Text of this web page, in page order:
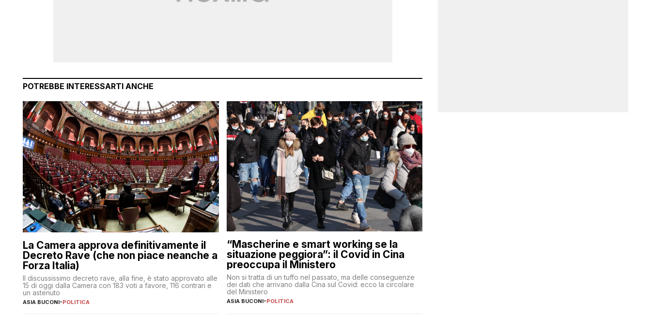
POTREBBE INTERESSARTI ANCHE
La Camera approva definitivamente il
Decreto Rave (che non piace neanche a
Forza Italia)
Il discussissimo decreto rave, alla fine, è stato approvato alle
15 di oggi dalla Camera con 183 voti a favore, 116 contrari e
un astenuto
ASIA BUCONI-POLITICA
“Mascherine e smart working se la
situazione peggiora”: il Covid in Cina
preoccupa il Ministero
Non si tratta di un tuffo nel passato, ma delle conseguenze
dei dati che arrivano dalla Cina sul Covid: ecco la circolare
del Ministero
ASIA BUCONI-POLITICA